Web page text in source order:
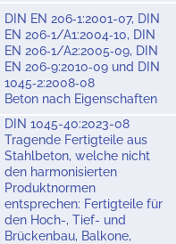
DIN EN 206‑1:2001-07, DIN
EN 206‑1/A1:2004‑10, DIN
EN 206‑1/A2:2005‑09, DIN
EN 206‑9:2010‑09 und DIN
1045‑2:2008‑08
Beton nach Eigenschaften
DIN 1045-40:2023-08
Tragende Fertigteile aus
Stahlbeton, welche nicht
den harmonisierten
Produktnormen
entsprechen: Fertigteile für
den Hoch-, Tief- und
Brückenbau, Balkone,